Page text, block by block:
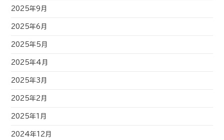
2025年9月
2025年6月
2025年5月
2025年4月
2025年3月
2025年2月
2025年1月
2024年12月